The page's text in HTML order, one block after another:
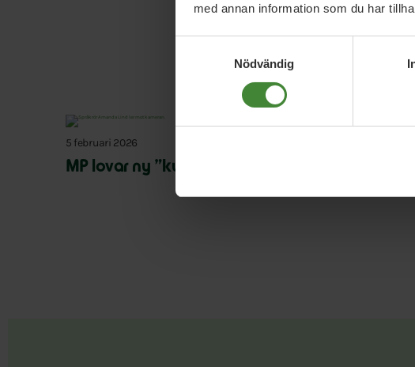
med annan information som du har
Nödvändig
5 februari 2026
MP lovar ny ”kulturell allemansrätt”
9